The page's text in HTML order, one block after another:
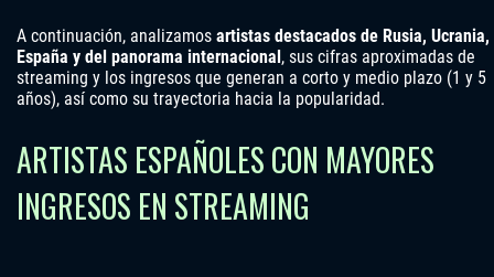
A continuación, analizamos artistas destacados de Rusia, Ucrania,
España y del panorama internacional , sus cifras aproximadas de
streaming y los ingresos que generan a corto y medio plazo (1 y 5
años), así como su trayectoria hacia la popularidad.
ARTISTAS ESPAÑOLES CON MAYORES
INGRESOS EN STREAMING